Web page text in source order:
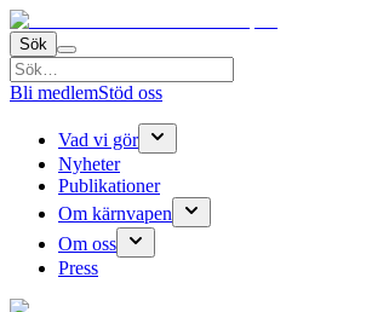
Sök
Bli medlemStöd oss
Vad vi gör
Nyheter
Publikationer
Om kärnvapen
Om oss
Press